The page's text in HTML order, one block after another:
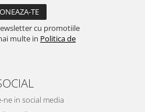
cu promotiile
multe in Politica de
ne in social media